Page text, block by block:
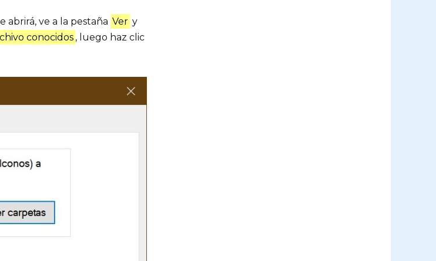
abrirá, ve a la pestaña Ver y
conocidos , luego haz clic